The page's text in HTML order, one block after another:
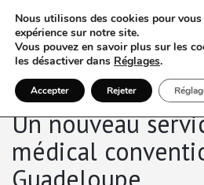
Un nouveau
médical
Nous utilisons des cookies pour
expérience sur notre site.
Vous pouvez en savoir plus sur les
les désactiver dans Réglages.
Accepter Rejeter